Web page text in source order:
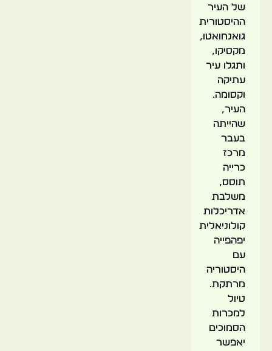
של העיר
ההיסטורית
גואנחואטו,
מקסיקו,
ותגלו עיר
עתיקה
וקסומה.
העיר,
שהייתה
בעבר
מרכז
כרייה
תוסס,
משלבת
אדריכלות
קולוניאלית
יפהפייה
עם
היסטוריה
מרתקת.
טיול
למכרות
הסמוכים
יאפשר